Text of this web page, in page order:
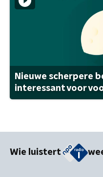
Nieuwe scherpere
interessant voor
Wie luistert